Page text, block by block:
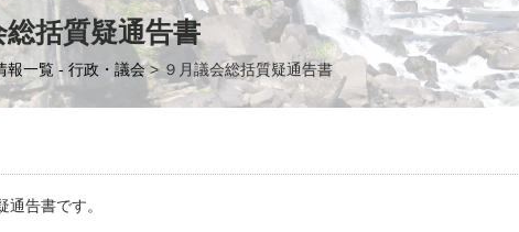
総括質疑通告書
報一覧 - 行政・議会> ９月議会総括質疑通告書
通告書です。